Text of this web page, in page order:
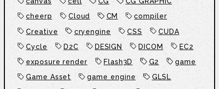
cheerp
Cloud CM
compiler
Creative
cryengine CSS
CUDA
Cycle
D2C DESIGN DICOM
EC2
exposure render
Flash3D G2
game
Game Asset
game engine
GLSL